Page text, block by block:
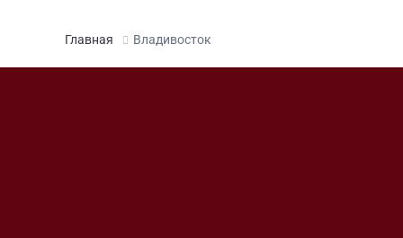
СРО ИЗЫСКАТЕЛЕЙ
Главная Владивосток